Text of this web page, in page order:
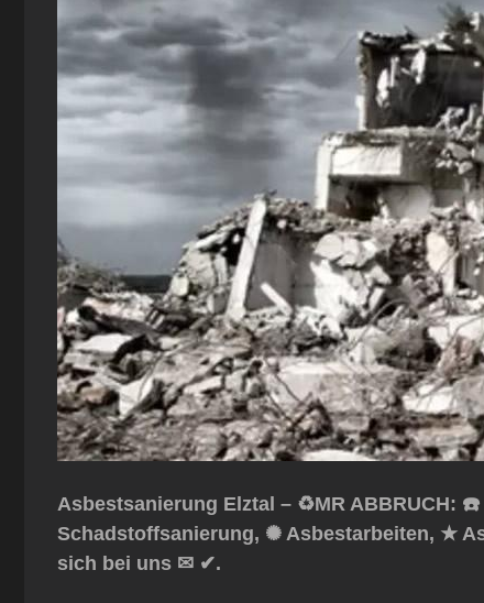
Asbestsanierung Elztal – ♻️MR ABBRUCH:
Schadstoffsanierung, ✺ Asbestarbeiten, ★
sich bei uns ✉ ✔.